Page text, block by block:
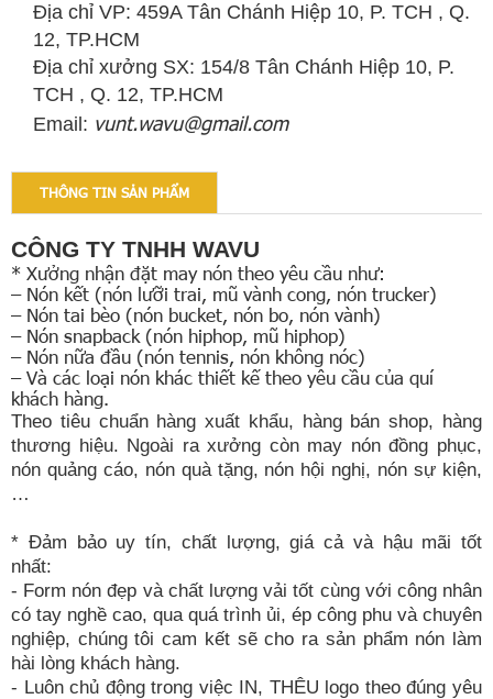
Địa chỉ VP: 459A Tân Chánh Hiệp 10, P. TCH , Q.
12, TP.HCM
Địa chỉ xưởng SX: 154/8 Tân Chánh Hiệp 10, P.
TCH , Q. 12, TP.HCM
Email: vunt.wavu@gmail.com
THÔNG TIN SẢN PHẨM
CÔNG TY TNHH WAVU
* Xưởng nhận đặt maynón theo yêu cầu như:
– Nón kết (nón lưỡi trai, mũ vành cong, nón trucker)
– Nón tai bèo (nón bucket, nón bo, nón vành)
– Nón snapback (nón hiphop, mũ hiphop)
– Nón nữa đầu (nón tennis, nón không nóc)
–Và các loại nón khác thiết kế theo yêu cầu của quí
khách hàng.
Theo tiêu chuẩn hàng xuất khẩu, hàng bán shop, hàng
thương hiệu. Ngoài ra xưởng còn may nón đồng phục,
nón quảng cáo, nón quà tặng, nón hội nghị, nón sự kiện,
…
* Đảm bảo uy tín, chất lượng, giá cả và hậu mãi tốt
nhất:
- Form nón đẹp và chất lượng vải tốt cùng với công nhân
có tay nghề cao, qua quá trình ủi, ép công phu và chuyên
nghiệp, chúng tôi cam kết sẽ cho ra sản phẩm nón làm
hài lòng khách hàng.
- Luôn chủ động trong việc IN, THÊU logo theo đúng yêu